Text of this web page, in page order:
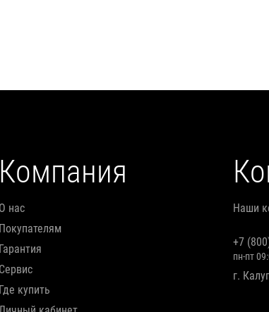
Компания
О нас
Покупателям
Гарантия
Сервис
Где купить
Наши
+7
пн-пт
г.